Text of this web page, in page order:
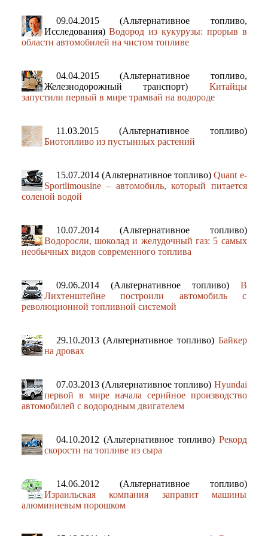
09.04.2015 (Альтернативное топливо,
Исследования)Водород из кукурузы: прорыв в
области автомобилей на чистом топливе
04.04.2015 (Альтернативное топливо,
Железнодорожный транспорт) Китайцы
запустили первый в мире трамвай на водороде
11.03.2015 (Альтернативное топливо)
Биотопливо из пустынных растений
15.07.2014 (Альтернативное топливо)Quant e-
Sportlimousine – автомобиль, который питается
соленой водой
10.07.2014 (Альтернативное топливо)
Водоросли, шоколад и желудочный газ: 5 самых
необычных видов современного топлива
09.06.2014 (Альтернативное топливо) В
Лихтенштейне построили автомобиль с
революционной топливной системой
29.10.2013 (Альтернативное топливо) Байкер
на дровах
07.03.2013 (Альтернативное топливо) Hyundai
первой в мире начала серийное производство
автомобилей с водородным двигателем
04.10.2012 (Альтернативное топливо) Рекорд
скорости на топливе из сыра
14.06.2012 (Альтернативное топливо)
Израильская компания заправит машины
алюминиевым порошком